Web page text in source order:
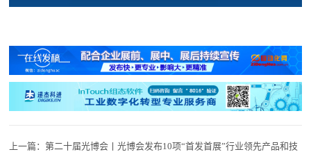
上一篇：第二十届光博会丨光博会发布10项“首发首展”行业领先产品和技